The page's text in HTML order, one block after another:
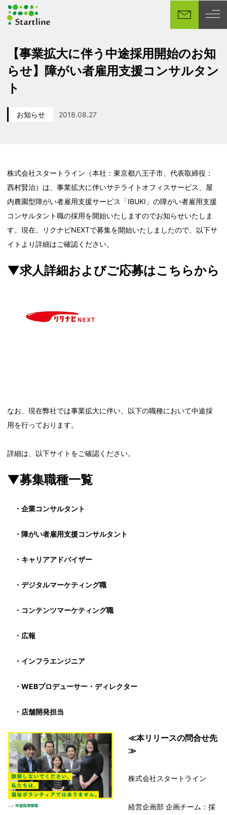
イ
へ
移
【事業拡大に伴う中途採用開始のお知
らせ】障がい者雇用支援コンサルタン
ト
カテゴリー
お知らせ
投稿日
2018.08.27
株式会社スタートライン（本社：東京都八王子市、代表取締役：
西村賢治）は、事業拡大に伴いサテライトオフィスサービス、屋
内農園型障がい者雇用支援サービス「IBUKI」の障がい者雇用支援
コンサルタント職の採用を開始いたしますのでお知らせいたしま
す。現在、リクナビNEXTで募集を開始いたしましたので、以下サ
イトより詳細はご確認ください。
▼求人詳細およびご応募はこちらから
なお、現在弊社では事業拡大に伴い、以下の職種において中途採
用を行っております。
詳細は、以下サイトをご確認ください。
▼募集職種一覧
・企業コンサルタント
・障がい者雇用支援コンサルタント
・キャリアアドバイザー
・デジタルマーケティング職
・コンテンツマーケティング職
・広報
・インフラエンジニア
・WEBプロデューサー・ディレクター
・店舗開発担当
≪本リリースの問合せ先
≫
株式会社スタートライン
経営企画部 企画チーム：採